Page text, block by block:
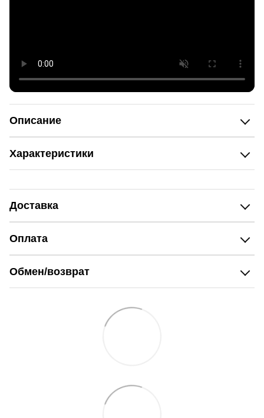
Описание
Характеристики
Доставка
Оплата
Обмен/возврат